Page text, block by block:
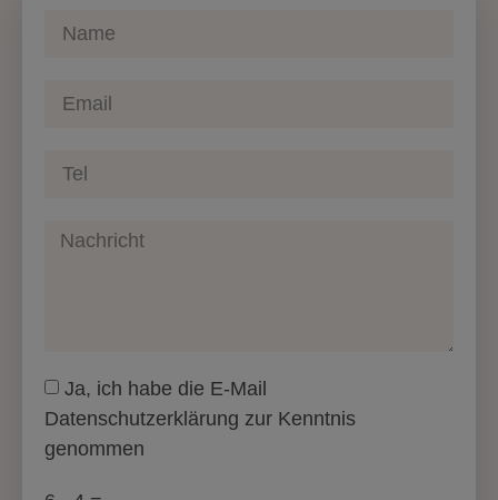
Ja, ich habe die E-Mail
Datenschutzerklärung zur Kenntnis
genommen